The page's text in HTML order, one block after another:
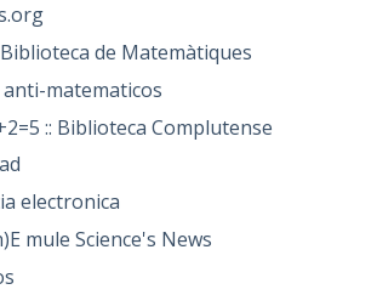
de Matemàtiques
matematicos
:: Biblioteca Complutense
electronica
mule Science's News